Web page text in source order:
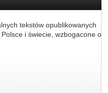
tekstów opublikowanych
i świecie, wzbogacone o